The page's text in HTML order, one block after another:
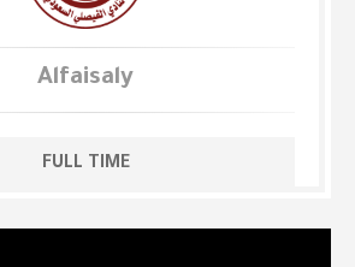
Alfaisaly
FULL TIME